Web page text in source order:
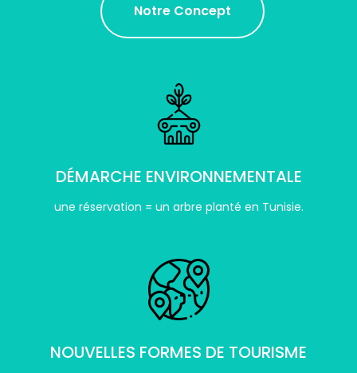
Notre Concept
DÉMARCHE ENVIRONNEMENTALE
une réservation = un arbre planté en Tunisie.
NOUVELLES FORMES DE TOURISME